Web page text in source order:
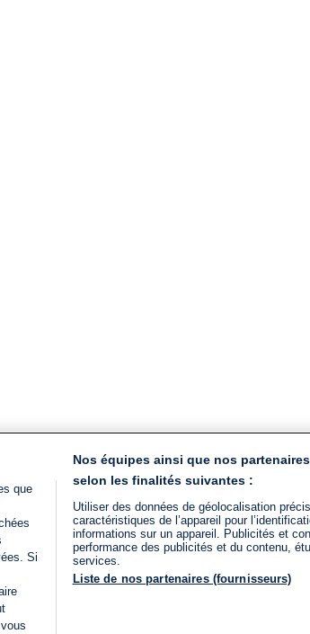
que
Si
Nos équipes ainsi que nos
selon les finalités suivantes :
Utiliser des données de géolocalisation
caractéristiques de l’appareil pour
informations sur un appareil. Publicités et
performance des publicités et du contenu,
services.
Liste de nos partenaires (fournisseurs)